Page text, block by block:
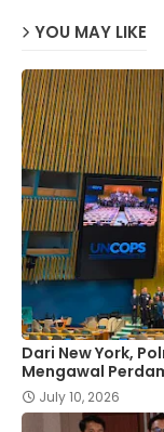
YOU MAY LIKE
Dari New York,
Mengawal
July 10, 2026